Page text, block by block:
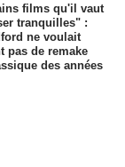
films qu'il vaut
tranquilles" :
ne voulait
pas de remake
des années